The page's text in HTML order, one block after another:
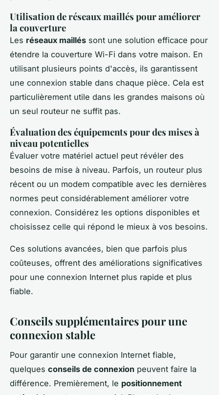
Utilisation de réseaux maillés pour améliorer
la couverture
Les réseaux maillés sont une solution efficace pour
étendre la couverture Wi-Fi dans votre maison. En
utilisant plusieurs points d'accès, ils garantissent
une connexion stable dans chaque pièce. Cela est
particulièrement utile dans les grandes maisons où
un seul routeur ne suffit pas.
Évaluation des équipements pour des mises à
niveau potentielles
Évaluer votre matériel actuel peut révéler des
besoins de mise à niveau. Parfois, un routeur plus
récent ou un modem compatible avec les dernières
normes peut considérablement améliorer votre
connexion. Considérez les options disponibles et
choisissez celle qui répond le mieux à vos besoins.
Ces solutions avancées, bien que parfois plus
coûteuses, offrent des améliorations significatives
pour une connexion Internet plus rapide et plus
fiable.
Conseils supplémentaires pour une
connexion stable
Pour garantir une connexion Internet fiable,
quelques conseils de connexion peuvent faire la
différence. Premièrement, le positionnement